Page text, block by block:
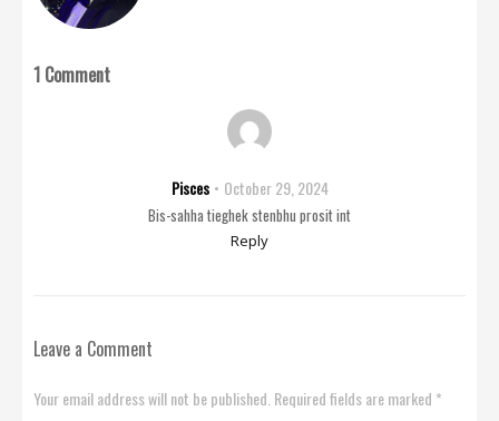
1 Comment
Pisces October 29, 2024
Bis-sahha tieghek stenbhu prosit int
Reply
Leave a Comment
Your email address will not be published. Required fields are marked *